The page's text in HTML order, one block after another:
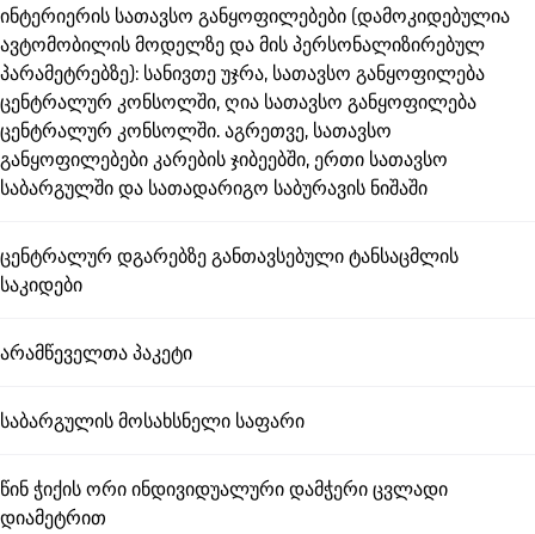
ინტერიერის სათავსო განყოფილებები (დამოკიდებულია
ავტომობილის მოდელზე და მის პერსონალიზირებულ
პარამეტრებზე): სანივთე უჯრა, სათავსო განყოფილება
ცენტრალურ კონსოლში, ღია სათავსო განყოფილება
ცენტრალურ კონსოლში. აგრეთვე, სათავსო
განყოფილებები კარების ჯიბეებში, ერთი სათავსო
საბარგულში და სათადარიგო საბურავის ნიშაში
ცენტრალურ დგარებზე განთავსებული ტანსაცმლის
საკიდები
არამწეველთა პაკეტი
საბარგულის მოსახსნელი საფარი
წინ ჭიქის ორი ინდივიდუალური დამჭერი ცვლადი
დიამეტრით